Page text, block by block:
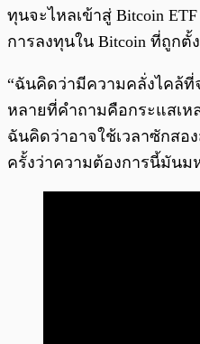
ทุนจะไหลเข้าสู่ Bitcoin
การลงทุนใน Bitcoin ที่ถูกตั้
“ฉันคิดว่ามีความคลั่งไคล้ที่
หลายที่คำถามคือกระแสเห
ฉันคิดว่าอาจใช้เวลาซักสอ
ครั้งว่าความต้องการนี้มันม